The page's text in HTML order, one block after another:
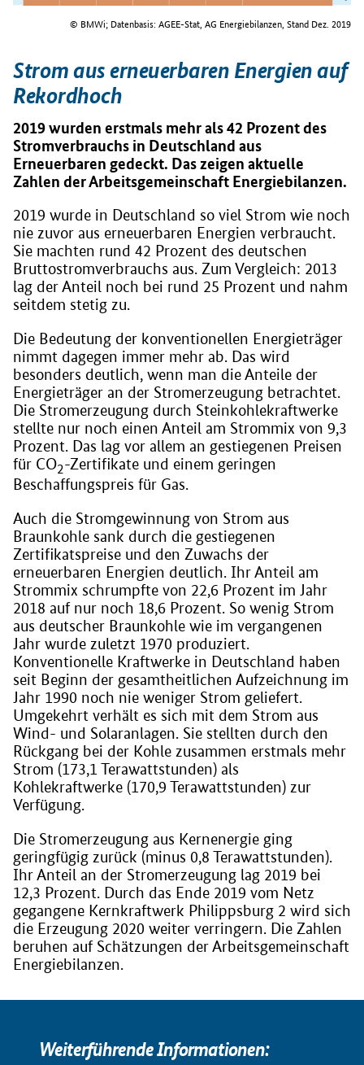
© BMWi; Datenbasis: AGEE-Stat, AG Energiebilanzen, Stand Dez. 2019
Strom aus erneuerbaren Energien auf
Rekordhoch
2019 wurden erstmals mehr als 42 Prozent des
Stromverbrauchs in Deutschland aus
Erneuerbaren gedeckt. Das zeigen aktuelle
Zahlen der Arbeitsgemeinschaft Energiebilanzen.
2019 wurde in Deutschland so viel Strom wie noch
nie zuvor aus erneuerbaren Energien verbraucht.
Sie machten rund 42 Prozent des deutschen
Bruttostromverbrauchs aus. Zum Vergleich: 2013
lag der Anteil noch bei rund 25 Prozent und nahm
seitdem stetig zu.
Die Bedeutung der konventionellen Energieträger
nimmt dagegen immer mehr ab. Das wird
besonders deutlich, wenn man die Anteile der
Energieträger an der Stromerzeugung betrachtet.
Die Stromerzeugung durch Steinkohlekraftwerke
stellte nur noch einen Anteil am Strommix von 9,3
Prozent. Das lag vor allem an gestiegenen Preisen
für CO2-Zertifikate und einem geringen
Beschaffungspreis für Gas.
Auch die Stromgewinnung von Strom aus
Braunkohle sank durch die gestiegenen
Zertifikatspreise und den Zuwachs der
erneuerbaren Energien deutlich. Ihr Anteil am
Strommix schrumpfte von 22,6 Prozent im Jahr
2018 auf nur noch 18,6 Prozent. So wenig Strom
aus deutscher Braunkohle wie im vergangenen
Jahr wurde zuletzt 1970 produziert.
Konventionelle Kraftwerke in Deutschland haben
seit Beginn der gesamtheitlichen Aufzeichnung im
Jahr 1990 noch nie weniger Strom geliefert.
Umgekehrt verhält es sich mit dem Strom aus
Wind- und Solaranlagen. Sie stellten durch den
Rückgang bei der Kohle zusammen erstmals mehr
Strom (173,1 Terawattstunden) als
Kohlekraftwerke (170,9 Terawattstunden) zur
Verfügung.
Die Stromerzeugung aus Kernenergie ging
geringfügig zurück (minus 0,8 Terawattstunden).
Ihr Anteil an der Stromerzeugung lag 2019 bei
12,3 Prozent. Durch das Ende 2019 vom Netz
gegangene Kernkraftwerk Philippsburg 2 wird sich
die Erzeugung 2020 weiter verringern. Die Zahlen
beruhen auf Schätzungen der Arbeitsgemeinschaft
Energiebilanzen.
Weiterführende Informationen: